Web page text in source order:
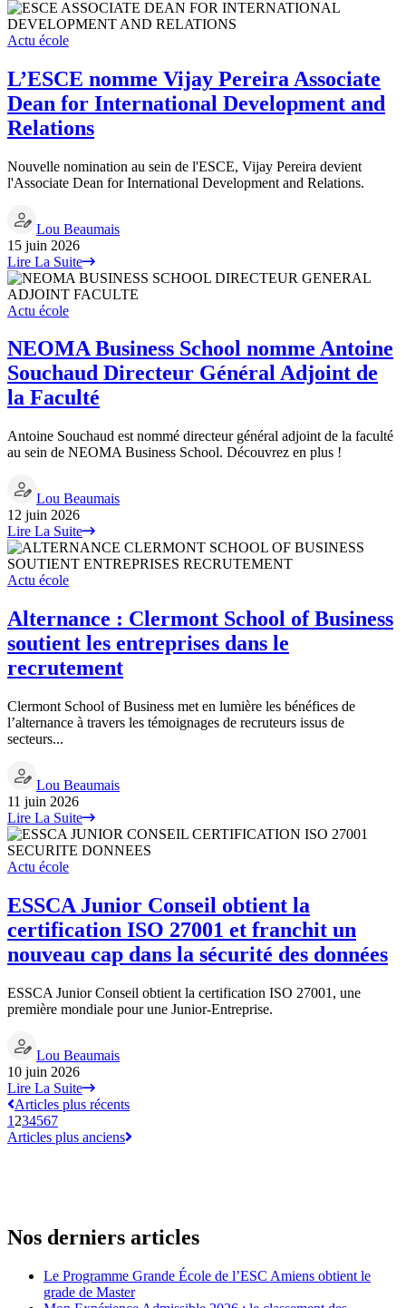
Actu école
L’ESCE nomme Vijay Pereira Associate
Dean for International Development and
Relations
Nouvelle nomination au sein de l'ESCE, Vijay Pereira devient
l'Associate Dean for International Development and Relations.
Lou Beaumais
15 juin 2026
Lire La Suite
Actu école
NEOMA Business School nomme Antoine
Souchaud Directeur Général Adjoint de
la Faculté
Antoine Souchaud est nommé directeur général adjoint de la faculté
au sein de NEOMA Business School. Découvrez en plus !
Lou Beaumais
12 juin 2026
Lire La Suite
Actu école
Alternance : Clermont School of Business
soutient les entreprises dans le
recrutement
Clermont School of Business met en lumière les bénéfices de
l’alternance à travers les témoignages de recruteurs issus de
secteurs...
Lou Beaumais
11 juin 2026
Lire La Suite
Actu école
ESSCA Junior Conseil obtient la
certification ISO 27001 et franchit un
nouveau cap dans la sécurité des données
ESSCA Junior Conseil obtient la certification ISO 27001, une
première mondiale pour une Junior-Entreprise.
Lou Beaumais
10 juin 2026
Lire La Suite
Articles plus récents
1 234567
Articles plus anciens
Nos derniers articles
Le Programme Grande École de l’ESC Amiens obtient le
grade de Master